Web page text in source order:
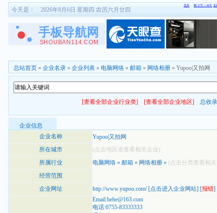
今天是： 2026年8月6日 星期四 农历六月廿四
总站首页 » 企业名录 » 企业列表 » 电脑网络 » 邮箱 » 网络相册 » Yupoo|又拍网
[查看全部企业行业类] [查看全部企业地区] 总收
企业信息
企业名称
Yupoo|又拍网
所在城市
(点击地区名查看相关企业)
所属行业
电脑网络 » 邮箱 » 网络相册 » (点击分类查看相
经营范围
企业网址
http://www.yupoo.com/[点击进入企业网站] [报错]
Email:hehe@163.com
电话:0755-83333333